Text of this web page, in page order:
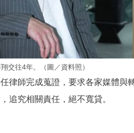
交往4年。（圖／資料照）
律師完成蒐證，要求各家媒體
追究相關責任，絕不寬貸。